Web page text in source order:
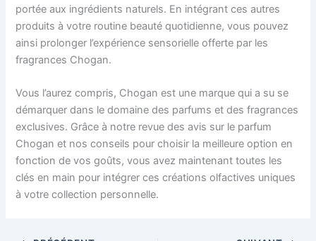
portée aux ingrédients naturels. En intégrant ces autres
produits à votre routine beauté quotidienne, vous pouvez
ainsi prolonger l’expérience sensorielle offerte par les
fragrances Chogan.
Vous l’aurez compris, Chogan est une marque qui a su se
démarquer dans le domaine des parfums et des fragrances
exclusives. Grâce à notre revue des avis sur le parfum
Chogan et nos conseils pour choisir la meilleure option en
fonction de vos goûts, vous avez maintenant toutes les
clés en main pour intégrer ces créations olfactives uniques
à votre collection personnelle.